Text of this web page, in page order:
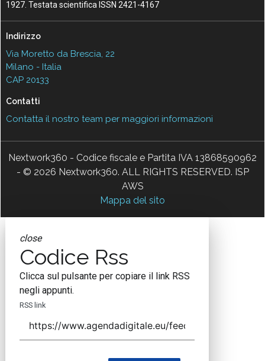
1927. Testata scientifica ISSN 2421-4167
Indirizzo
Via Moretto da Brescia, 22
Milano - Italia
CAP 20133
Contatti
Contatta il nostro team per maggiori informazioni
Nextwork360 - Codice fiscale e Partita IVA 13868590962
- © 2026 Nextwork360. ALL RIGHTS RESERVED. ISP
AWS
Mappa del sito
close
Codice Rss
Clicca sul pulsante per copiare il link RSS
negli appunti.
RSS link